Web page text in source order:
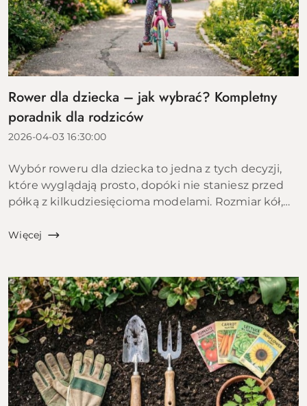
Rower dla dziecka – jak wybrać? Kompletny
poradnik dla rodziców
2026-04-03 16:30:00
Wybór roweru dla dziecka to jedna z tych decyzji,
które wyglądają prosto, dopóki nie staniesz przed
półką z kilkudziesięcioma modelami. Rozmiar kół,
waga &ndas...
Więcej